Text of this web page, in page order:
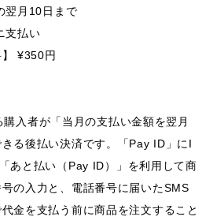
翌月10日まで
支払い
】 ¥350円
入者が「当月の支払い金額を翌月
る後払い決済です。「Pay ID」にI
あと払い（Pay ID）」を利用して商
の入力と、電話番号に届いたSMS
金を支払う前に商品を注文すること